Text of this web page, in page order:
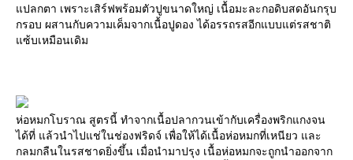
แปลกตา เพราะเสิร์ฟพร้อมตัวปูขนาดใหญ่ เนื้อมะละกอดิบสดอันกรุบ
กรอบ ผสานกับความเค็มจากเนื้อปูดอง ได้อรรถรสอีกแบบแต่รสชาติ
แซ้บเหมือนเดิม
ห่อหมกโบราณ สูตรนี้ ทำจากเนื้อปลากวนเข้ากับเครื่องพริกแกงจน
ได้ที่ แล้วนำไปแช่ในช่องฟริดจ์ เพื่อให้ได้เนื้อห่อหมกที่เหนียว และ
กลมกลืนในรสชาดยิ่งขึ้น เมื่อนำมาปรุง เนื้อห่อหมกจะถูกนำออกจาก